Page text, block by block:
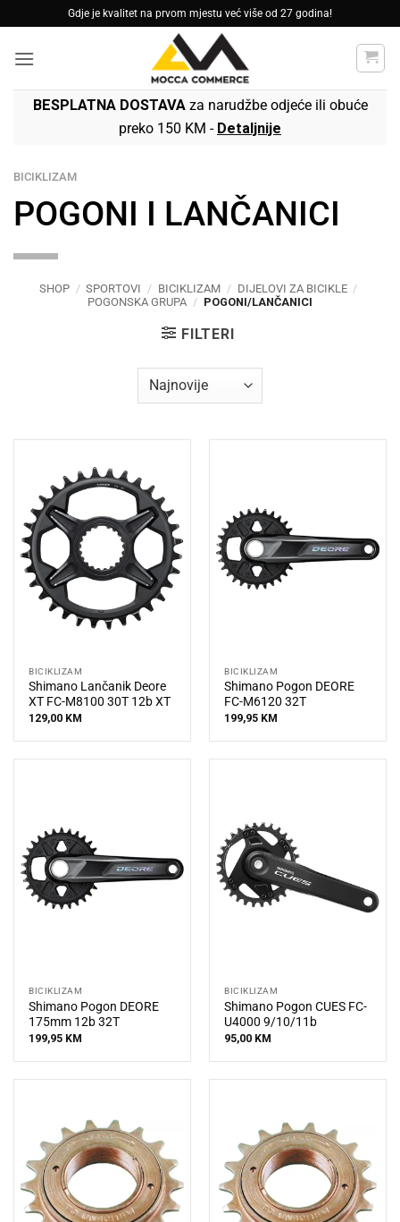
to
content
Gdje je kvalitet na prvom mjestu već više od 27 godina!
BESPLATNA DOSTAVAza narudžbe odjeće ili obuće
preko 150 KM - Detaljnije
BICIKLIZAM
POGONI I LANČANICI
SHOP / SPORTOVI / BICIKLIZAM / DIJELOVI ZA BICIKLE /
POGONSKA GRUPA / POGONI/LANČANICI
FILTERI
BICIKLIZAM
Shimano Lančanik Deore
XT FC-M8100 30T 12b XT
129,00 KM
BICIKLIZAM
Shimano Pogon DEORE
FC-M6120 32T
199,95 KM
BICIKLIZAM
Shimano Pogon DEORE
175mm 12b 32T
199,95 KM
BICIKLIZAM
Shimano Pogon CUES FC-
U4000 9/10/11b
95,00 KM